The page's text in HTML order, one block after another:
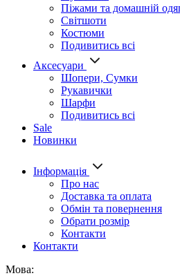
Піжами та домашній
Світшоти
Костюми
Подивитись всі
Аксесуари
Шопери, Сумки
Рукавички
Шарфи
Подивитись всі
Sale
Новинки
Інформація
Про нас
Доставка та оплата
Обмін та повернення
Обрати розмір
Контакти
Контакти
Мова: